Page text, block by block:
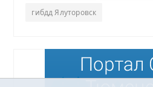
гибдд Ялуторовск